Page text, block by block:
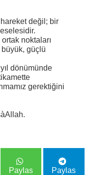
değil; bir
noktaları
güçlü
dönümünde
gerektiğini
Paylas Paylas